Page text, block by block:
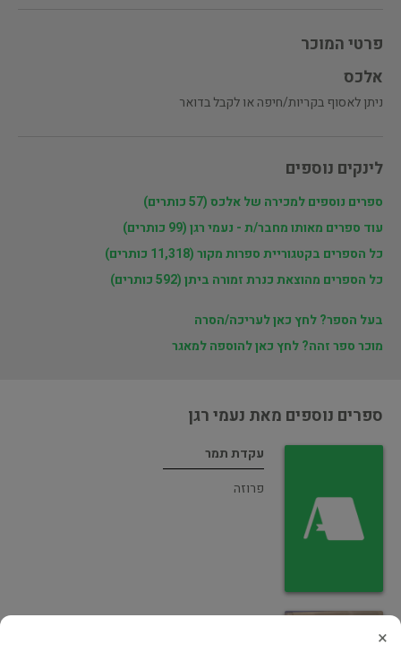
פרטי המוכר
אלכס
ניתן לאסוף בקריות/חיפה או לקבל בדואר
לינקים נוספים
ספרים נוספים למכירה של אלכס (57 כותרים)
עוד ספרים מאותו מחבר/ת - נעמי רגן (99 כותרים)
כל הספרים בקטגוריית ספרות מקור (11,318 כותרים)
כל הספרים מהוצאת כנרת זמורה ביתן (592 כותרים)
בעל הספר? לחץ כאן לעריכה/הסרה
מוכר ספר זהה? לחץ כאן להוספה למאגר
ספרים נוספים מאת נעמי רגן
עקדת תמר
פרוזה
עקדת תמר
×